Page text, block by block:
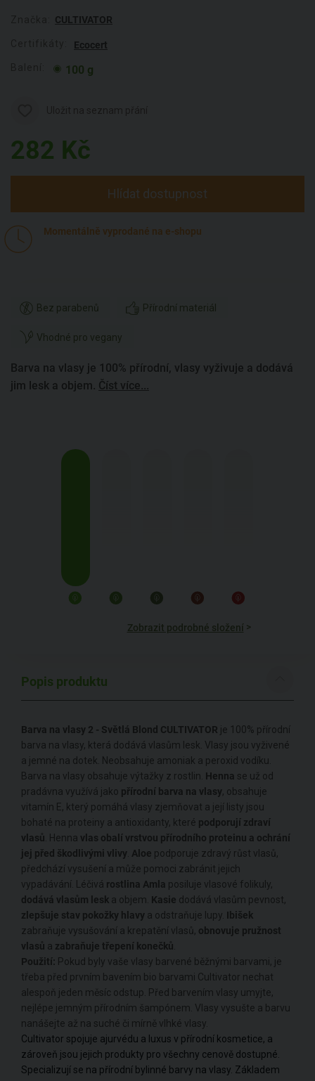
CULTIVATOR
Ecocert
100 g
282 Kč
Hlídat dostupnost
Momentálně vyprodané na e-shopu
Bez parabenů Přírodní materiál
Vhodné pro vegany
Barva na vlasy je 100% přírodní, vlasy vyživuje a dodává
jim lesk a objem. Číst více...
Zobrazit podrobné složení >
Popis produktu
Barva na vlasy 2 - Světlá Blond CULTIVATOR je 100% přírodní
barva na vlasy, která dodává vlasům lesk. Vlasy jsou vyživené
a jemné na dotek. Neobsahuje amoniak a peroxid vodíku.
Barva na vlasy obsahuje výtažky z rostlin. Henna se už od
pradávna využívá jako přírodní barva na vlasy, obsahuje
vitamín E, který pomáhá vlasy zjemňovat a její listy jsou
bohaté na proteiny a antioxidanty, které podporují zdraví
vlasů . Henna vlas obalí vrstvou přírodního proteinu a ochrání
jej před škodlivými vlivy Aloe podporuje zdravý růst vlasů,
předchází vysušení a může pomoci zabránit jejich
vypadávání. Léčivá rostlina Amla posiluje vlasové folikuly,
dodává vlasům lesk a objem. Kasie dodává vlasům pevnost,
zlepšuje stav pokožky hlavy a odstraňuje lupy. Ibišek
zabraňuje vysušování a krepatění vlasů, obnovuje pružnost
vlasů a zabraňuje třepení konečků
Použití: Pokud byly vaše vlasy barvené běžnými barvami, je
třeba před prvním bavením bio barvami Cultivator nechat
alespoň jeden měsíc odstup. Před barvením vlasy umyjte,
nejlépe jemným přírodním šampónem. Vlasy vysušte a barvu
nanášejte až na suché či mírně vlhké vlasy.
Cultivator spojuje ajurvédu a luxus v přírodní kosmetice, a
zároveň jsou jejich produkty pro všechny cenově dostupné.
Specializují se na přírodní bylinné barvy na vlasy. Základem